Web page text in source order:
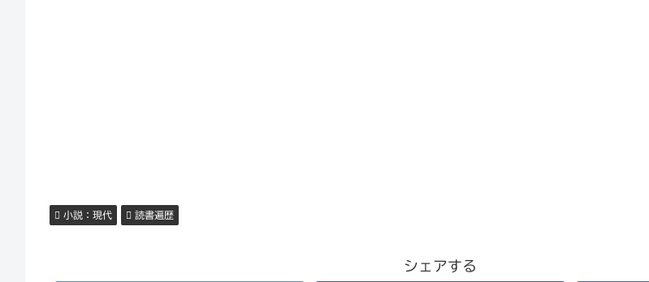
小説：現代 読書遍歴
シェアする